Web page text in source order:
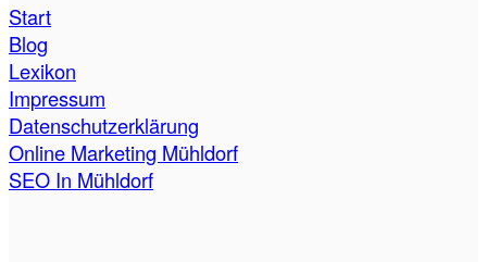
Start
Blog
Lexikon
Impressum
Datenschutzerklärung
Online Marketing Mühldorf
SEO In Mühldorf